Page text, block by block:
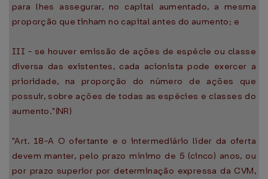
para lhes assegurar, no capital aumentado, a mesma
proporção que tinham no capital antes do aumento; e
III - se houver emissão de ações de espécie ou classe
diversa das existentes, cada acionista pode exercer a
prioridade, na proporção do número de ações que
possuir, sobre ações de todas as espécies e classes do
aumento."(NR)
"Art. 18-A O ofertante e o intermediário líder da oferta
devem manter, pelo prazo mínimo de 5 (cinco) anos, ou
por prazo superior por determinação expressa da CVM,